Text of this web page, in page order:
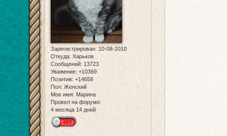
Зарегистрирован: 10-08-2010
Откуда: Харьков
Сообщений: 13723
Уважение: +10369
Позитив: +14658
Пол: Женский
Мое имя: Марина
Провел на форуме:
4 месяца 14 дней